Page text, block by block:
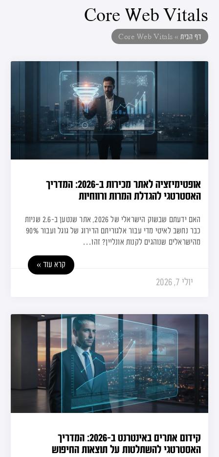
Core Web Vitals
דף הבית»
Core Web Vitals
אופטימיזציה לאתר מכירות ב-2026: המדריך
האסטרטגי להגדלת המרות ורווחיות
האם ידעתם שבשוק הישראלי של 2026, אתר שנטען ב-2.6 שניות
כבר נחשב לאיטי מדי עבור אלגוריתם הדירוג של גוגל ועבור 90%
מהישראלים שנוהגים לקנות אונליין? זהו…
קרא עוד »
יולי 7, 2026
קידום אתרים באינטרנט ב-2026: המדריך
האסטרטגי להשתלטות על תוצאות החיפוש